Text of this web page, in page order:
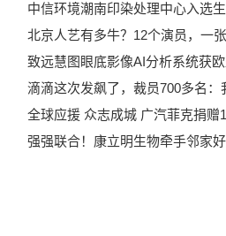
中信环境潮南印染处理中心入选
北京人艺有多牛？12个演员，一
致远慧图眼底影像AI分析系统获
滴滴这次发飙了，裁员700多名：
全球应援 众志成城 广汽菲克捐赠
强强联合！康立明生物牵手邻家